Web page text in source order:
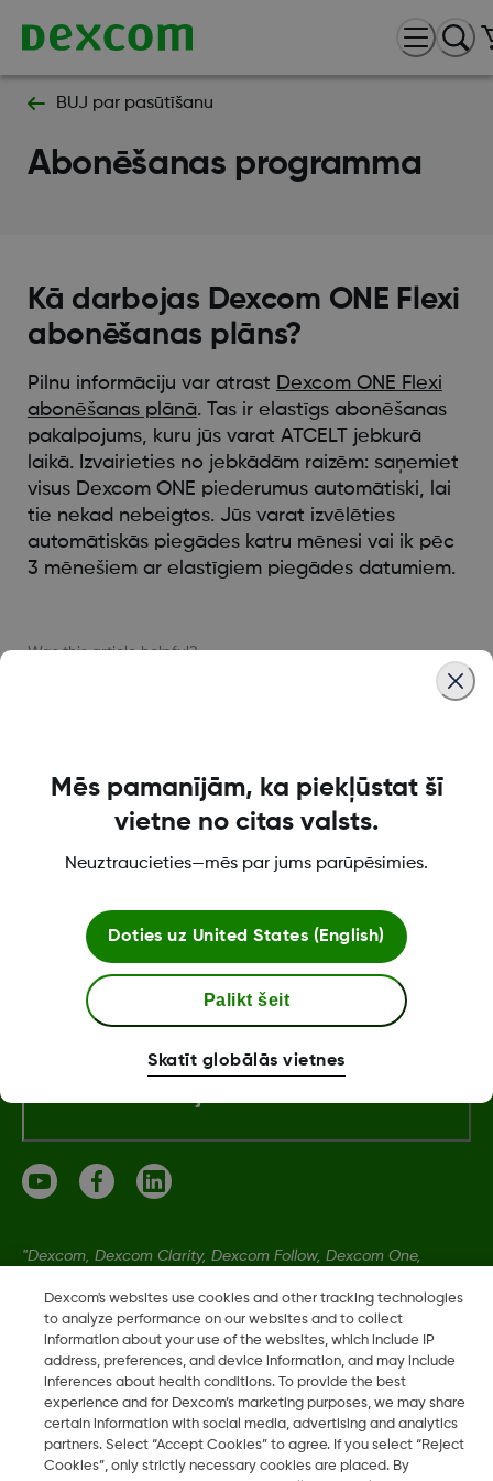
BUJ par pasūtīšanu
Abonēšanas programma
Kā darbojas Dexcom ONE Flexi
abonēšanas plāns?
Pilnu informāciju var atrast Dexcom ONE Flexi
abonēšanas plānā. Tas ir elastīgs abonēšanas
pakalpojums, kuru jūs varat ATCELT jebkurā
laikā. Izvairieties no jebkādām raizēm: saņemiet
visus Dexcom ONE piederumus automātiski, lai
tie nekad nebeigtos. Jūs varat izvēlēties
automātiskās piegādes katru mēnesi vai ik pēc
3 mēnešiem ar elastīgiem piegādes datumiem.
Was this article helpful?
LBL021664 Rev001
Dexcom ONE+ veikals
"Dexcom, Dexcom Clarity, Dexcom Follow, Dexcom One,
ASV un var tikt reģistrētas citās valstīs."
LBL021664 Rev001
2026 Dexcom, Inc. Visas tiesības paturētas.
Dexcom's websites use cookies and other tracking technologies
to analyze performance on our websites and to collect
information about your use of the websites, which include IP
address, preferences, and device information, and may include
inferences about health conditions. To provide the best
experience and for Dexcom’s marketing purposes, we may share
certain information with social media, advertising and analytics
partners. Select “Accept Cookies” to agree. If you select “Reject
Cookies”, only strictly necessary cookies are placed. By
Mēs pamanījām, ka piekļūstat šī
vietne no citas valsts.
Neuztraucieties—mēs par jums parūpēsimies.
Doties uz United States (English)
Palikt šeit
Skatīt globālās vietnes